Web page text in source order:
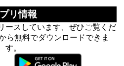
リ情報
ースしています、ぜひご覧くだ
ら無料でダウンロードできま
す。